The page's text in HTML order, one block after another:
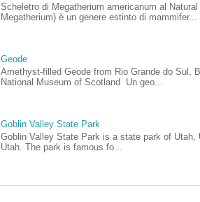
Scheletro di Megatherium americanum al
Megatherium) è un genere estinto di mammifer...
Geode
Amethyst-filled Geode from Rio Grande do Sul,
National Museum of Scotland Un geo...
Goblin Valley State Park
Goblin Valley State Park is a state park of
Utah. The park is famous fo...